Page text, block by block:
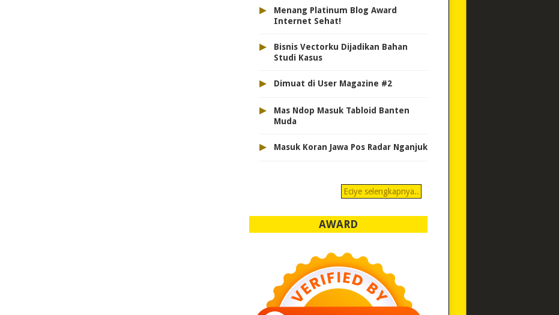
▸
Menang Platinum Blog Award
Internet Sehat!
▸
Bisnis Vectorku Dijadikan Bahan
Studi Kasus
▸ Dimuat di User Magazine #2
▸
Mas Ndop Masuk Tabloid Banten
Muda
▸ Masuk Koran Jawa Pos Radar Nganjuk
Eciye selengkapnya..
AWARD